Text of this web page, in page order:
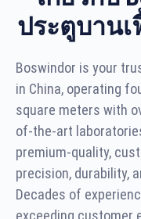
ประตูบาน
Boswindor is your
in China, operating
square meters with
of-the-art
premium-quality,
precision, durability,
Decades of
exceeding customer